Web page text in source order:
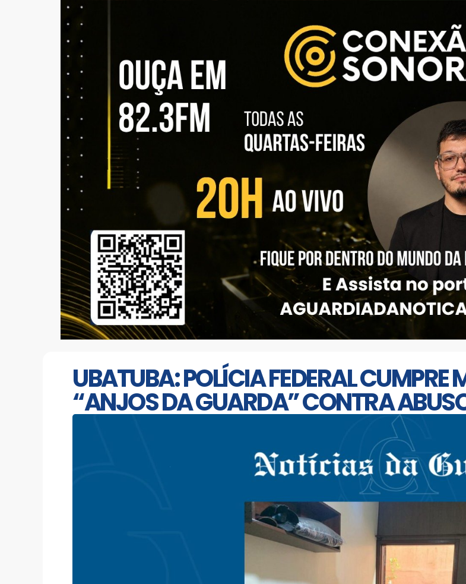
UBATUBA: POLÍCIA FEDERAL
“ANJOS DA GUARDA” CONTRA